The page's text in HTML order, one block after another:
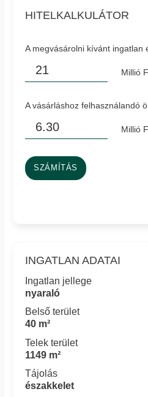
HITELKALKULÁTOR
A megvásárolni kívánt ingatlan
Millió
A vásárláshoz felhasználandó
Millió
SZÁMÍTÁS
INGATLAN ADATAI
Ingatlan jellege
nyaraló
Belső terület
40 m²
Telek terület
1149 m²
Tájolás
északkelet